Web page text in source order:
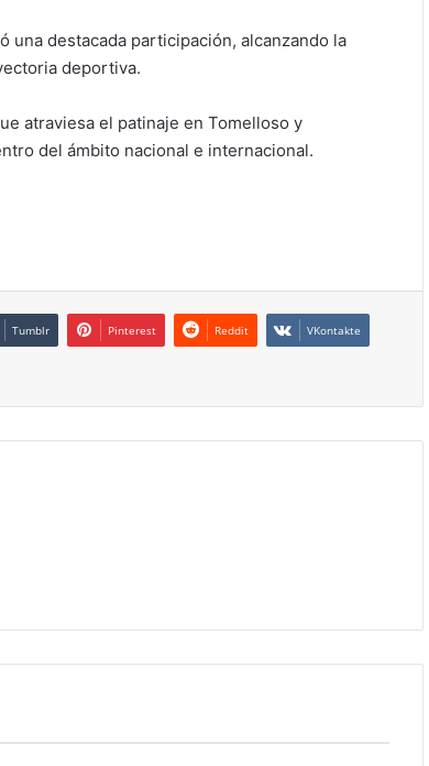
una destacada participación, alcanzando la
deportiva.
atraviesa el patinaje en Tomelloso y
del ámbito nacional e internacional.
Tumblr Pinterest Reddit VKontakte